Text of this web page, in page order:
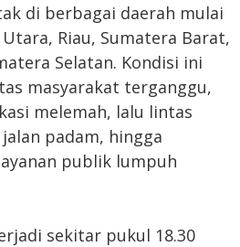
di berbagai daerah mulai
Riau, Sumatera Barat,
Selatan. Kondisi ini
masyarakat terganggu,
melemah, lalu lintas
padam, hingga
publik lumpuh
sekitar pukul 18.30